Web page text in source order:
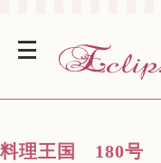
料理王国 180号